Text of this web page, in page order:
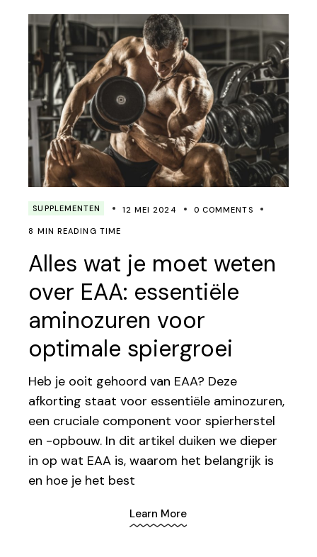
SUPPLEMENTEN 12 MEI 2024 0 COMMENTS
8 MIN READING TIME
Alles wat je moet weten
over EAA: essentiële
aminozuren voor
optimale spiergroei
Heb je ooit gehoord van EAA? Deze
afkorting staat voor essentiële aminozuren,
een cruciale component voor spierherstel
en -opbouw. In dit artikel duiken we dieper
in op wat EAA is, waarom het belangrijk is
en hoe je het best
Learn More